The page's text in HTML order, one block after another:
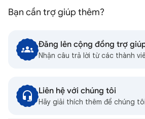
Bạn cần trợ giúp thêm?
Đăng lên cộng đồng trợ
Nhận câu trả lời từ các thành
Liên hệ với chúng tôi
Hãy giải thích thêm để chúng